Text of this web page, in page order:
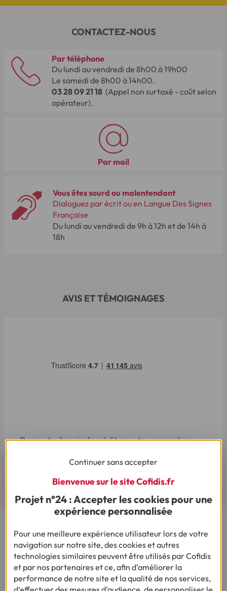
CONTACTEZ-NOUS
Par téléphone
Du lundi au vendredi de 8h00 à 19h00
Le samedi de 8h00 à 14h00.
03 28 09 21 18 (Appel non surtaxé - coût selon
opérateur).
Par mail
Vous êtes sourd ou malentendant
Dialoguez par écrit ou en Langue Des Signes
Française
Du lundi au vendredi de 9h à 12h et de 14h à
18h
AVIS ET TÉMOIGNAGES
Pour votre besoin de crédit, vous trouverez chez
Lire les avis de nos clients
Cofidis, le spécialiste de la Demande de Crédit en Ligne,
vous propose plusieurs produits : des crédits renouvelables,
un prêt personnel et une solution de rachat de crédit.
Simulez sur notre site une demande de crédit en ligne en
quelques clics !
Continuer sans accepter
Bienvenue sur le site Cofidis.fr
Projet n°24 : Accepter les cookies pour une
expérience personnalisée
Pour une meilleure expérience utilisateur lors de votre
navigation sur notre site, des cookies et autres
technologies similaires peuvent être utilisés par Cofidis
et par nos partenaires et ce, afin d’améliorer la
performance de notre site et la qualité de nos services,
d’effectuer des mesures d’audience, de personnaliser le